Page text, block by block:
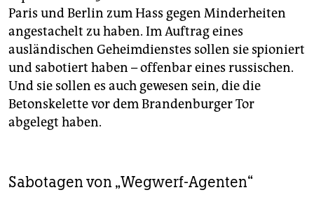
Paris und Berlin zum Hass gegen Minderheiten
angestachelt zu haben. Im Auftrag eines
ausländischen Geheimdienstes sollen sie spioniert
und sabotiert haben – offenbar eines russischen.
Und sie sollen es auch gewesen sein, die die
Betonskelette vor dem Brandenburger Tor
abgelegt haben.
Sabotagen von „Wegwerf-Agenten“